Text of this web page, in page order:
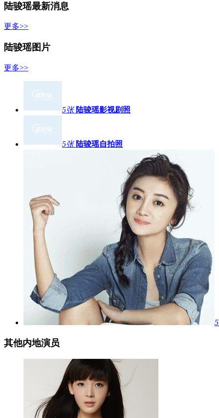
陆骏瑶最新消息
更多>>
陆骏瑶图片
更多>>
5张 陆骏瑶影视剧照
5张 陆骏瑶自拍照
其他内地演员